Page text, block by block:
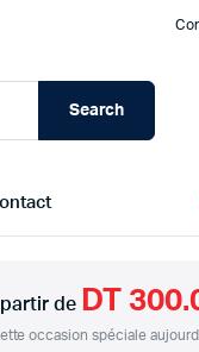
Search
de DT
occasion spéciale